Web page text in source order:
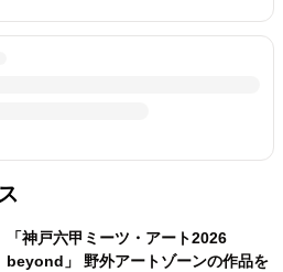
「神戸六甲ミーツ・アート2026
beyond」 野外アートゾーンの作品を